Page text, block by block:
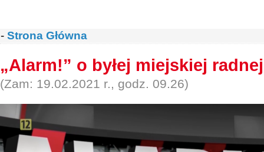
- Strona Główna
„Alarm!” o byłej miejskiej radnej
(Zam: 19.02.2021 r., godz. 09.26)